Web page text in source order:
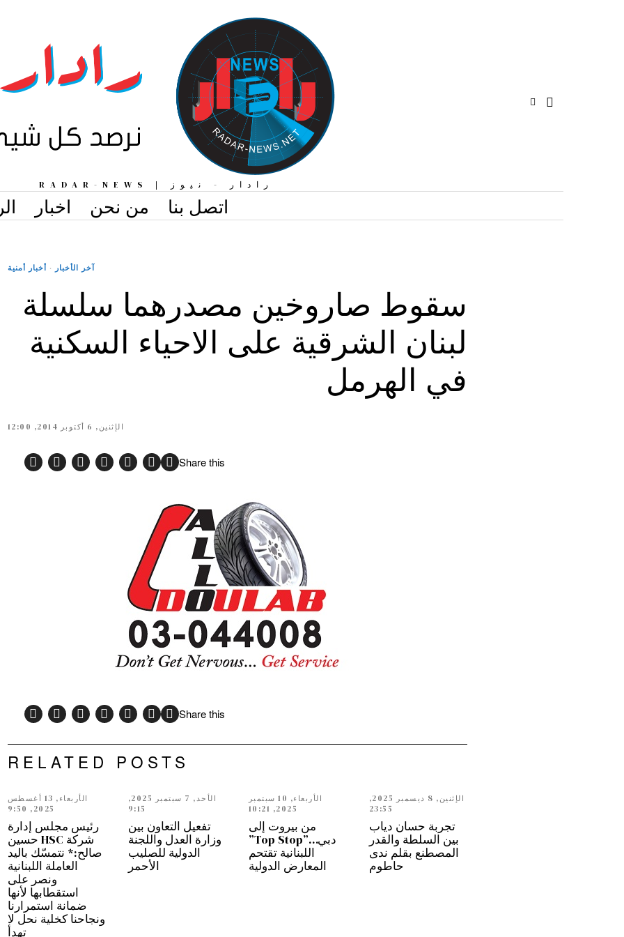
رادار - نيوز | RADAR-NEWS
اخبار من نحن اتصل بنا
آخر الأخبار · أخبار أمنية
سقوط صاروخين مصدرهما سلسلة
لبنان الشرقية على الاحياء السكنية
في الهرمل
الإثنين, 6 أكتوبر 2014, 12:00
Share this
Share this
RELATED POSTS
الإثنين, 8 ديسمبر 2025,
23:55
تجربة حسان دياب
بين السلطة والقدر
المصطنع بقلم ندى
حاطوم
الأربعاء, 10 سبتمبر
2025, 10:21
من بيروت إلى
دبي…”Top Stop”
اللبنانية تقتحم
المعارض الدولية
الأحد, 7 سبتمبر 2025,
9:15
تفعيل التعاون بين
وزارة العدل واللجنة
الدولية للصليب
الأحمر
الأربعاء, 13 أغسطس
2025, 9:50
رئيس مجلس إدارة
شركة HSC حسين
صالح:* نتمسّك باليد
العاملة اللبنانية
ونصر على
استقطابها لأنها
ضمانة استمرارنا
ونجاحنا كخلية نحل لا
تهدأ